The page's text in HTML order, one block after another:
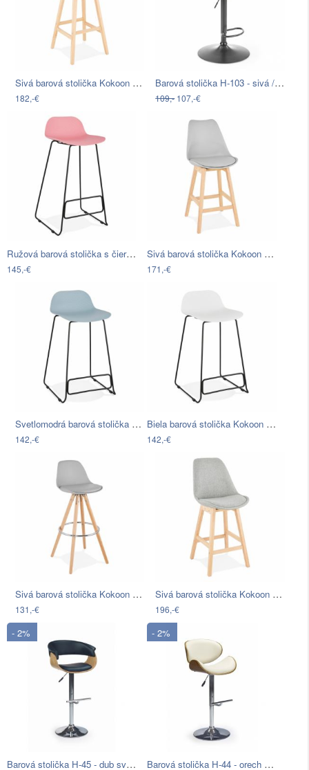
Sivá barová stolička Kokoon April,…
182,-€
Barová stolička H-103 - sivá / čierna
109,-107,-€
Ružová barová stolička s čiernymi…
145,-€
Sivá barová stolička Kokoon April
171,-€
Svetlomodrá barová stolička Kokoon…
142,-€
Biela barová stolička Kokoon Slade,…
142,-€
Sivá barová stolička Kokoon Anau, výška…
131,-€
Sivá barová stolička Kokoon QOOP Mini,…
196,-€
- 2%
Barová stolička H-45 - dub svetlý /…
- 2%
Barová stolička H-44 - orech / krémová …